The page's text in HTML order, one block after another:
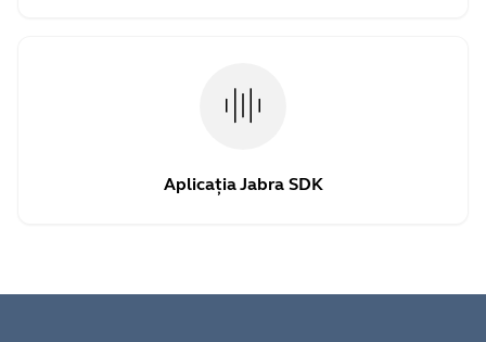
Aplicația Jabra SDK